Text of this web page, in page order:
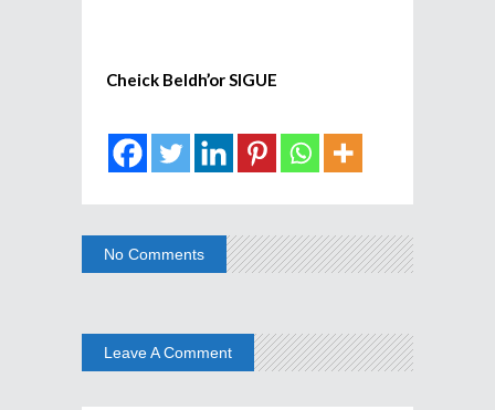
Cheick Beldh’or SIGUE
No Comments
Leave A Comment